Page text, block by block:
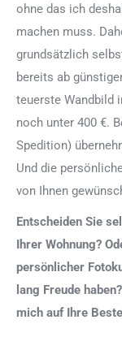
ohne das ich
machen muss.
grundsätzlich
bereits ab
teuerste Wandbild
noch unter 400 €.
Spedition)
Und die
von Ihnen
Entscheiden Sie
Ihrer Wohnung?
persönlicher
lang Freude
mich auf Ihre